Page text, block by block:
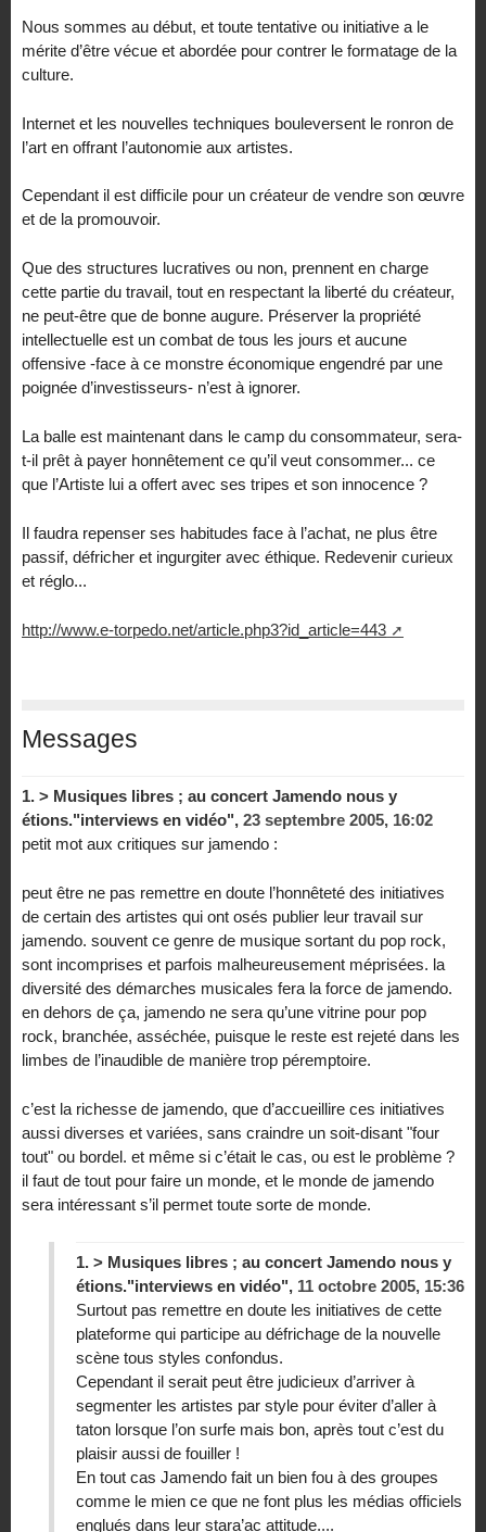
Nous sommes au début, et toute tentative ou initiative a le
mérite d’être vécue et abordée pour contrer le formatage de la
culture.
Internet et les nouvelles techniques bouleversent le ronron de
l’art en offrant l’autonomie aux artistes.
Cependant il est difficile pour un créateur de vendre son œuvre
et de la promouvoir.
Que des structures lucratives ou non, prennent en charge
cette partie du travail, tout en respectant la liberté du créateur,
ne peut-être que de bonne augure. Préserver la propriété
intellectuelle est un combat de tous les jours et aucune
offensive -face à ce monstre économique engendré par une
poignée d’investisseurs- n’est à ignorer.
La balle est maintenant dans le camp du consommateur, sera-
t-il prêt à payer honnêtement ce qu’il veut consommer... ce
que l’Artiste lui a offert avec ses tripes et son innocence ?
Il faudra repenser ses habitudes face à l’achat, ne plus être
passif, défricher et ingurgiter avec éthique. Redevenir curieux
et réglo...
http://www.e-torpedo.net/article.php3?id_article=443
Messages
1. > Musiques libres ; au concert Jamendo nous y
étions."interviews en vidéo", 23 septembre 2005, 16:02
petit mot aux critiques sur jamendo :
peut être ne pas remettre en doute l’honnêteté des initiatives
de certain des artistes qui ont osés publier leur travail sur
jamendo. souvent ce genre de musique sortant du pop rock,
sont incomprises et parfois malheureusement méprisées. la
diversité des démarches musicales fera la force de jamendo.
en dehors de ça, jamendo ne sera qu’une vitrine pour pop
rock, branchée, asséchée, puisque le reste est rejeté dans les
limbes de l’inaudible de manière trop péremptoire.
c’est la richesse de jamendo, que d’accueillire ces initiatives
aussi diverses et variées, sans craindre un soit-disant "four
tout" ou bordel. et même si c’était le cas, ou est le problème ?
il faut de tout pour faire un monde, et le monde de jamendo
sera intéressant s’il permet toute sorte de monde.
1. > Musiques libres ; au concert Jamendo nous y
étions."interviews en vidéo", 11 octobre 2005, 15:36
Surtout pas remettre en doute les initiatives de cette
plateforme qui participe au défrichage de la nouvelle
scène tous styles confondus.
Cependant il serait peut être judicieux d’arriver à
segmenter les artistes par style pour éviter d’aller à
taton lorsque l’on surfe mais bon, après tout c’est du
plaisir aussi de fouiller !
En tout cas Jamendo fait un bien fou à des groupes
comme le mien ce que ne font plus les médias officiels
englués dans leur stara’ac attitude....